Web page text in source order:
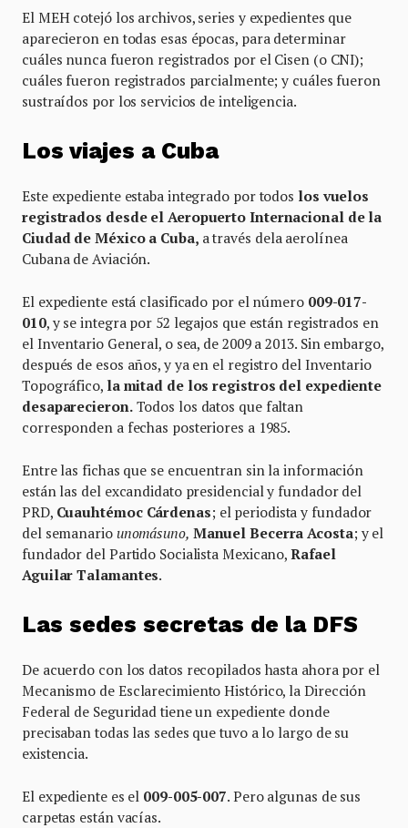
El MEH cotejó los archivos, series y expedientes que
aparecieron en todas esas épocas, para determinar
cuáles nunca fueron registrados por el Cisen (o CNI);
cuáles fueron registrados parcialmente; y cuáles fueron
sustraídos por los servicios de inteligencia.
Los viajes a Cuba
Este expediente estaba integrado por todos los vuelos
registrados desde el Aeropuerto Internacional de la
Ciudad de México a Cuba, a través dela aerolínea
Cubana de Aviación.
El expediente está clasificado por el número009-017-
010, y se integra por 52 legajos que están registrados en
el Inventario General, o sea, de 2009 a 2013. Sin embargo,
después de esos años, y ya en el registro del Inventario
Topográfico, la mitad de los registros del expediente
desaparecieron.Todos los datos que faltan
corresponden a fechas posteriores a 1985.
Entre las fichas que se encuentran sin la información
están las del excandidato presidencial y fundador del
PRD, Cuauhtémoc Cárdenas; el periodista y fundador
del semanario unomásuno, Manuel Becerra Acosta; y el
fundador del Partido Socialista Mexicano,Rafael
Aguilar Talamantes.
Las sedes secretas de la DFS
De acuerdo con los datos recopilados hasta ahora por el
Mecanismo de Esclarecimiento Histórico, la Dirección
Federal de Seguridad tiene un expediente donde
precisaban todas las sedes que tuvo a lo largo de su
existencia.
El expediente es el 009-005-007. Pero algunas de sus
carpetas están vacías.